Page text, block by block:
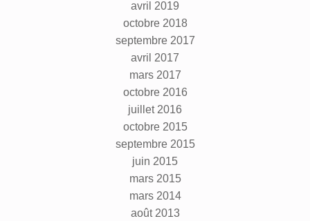
avril 2019
octobre 2018
septembre 2017
avril 2017
mars 2017
octobre 2016
juillet 2016
octobre 2015
septembre 2015
juin 2015
mars 2015
mars 2014
août 2013